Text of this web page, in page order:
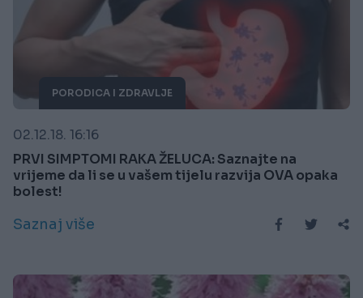
PORODICA I ZDRAVLJE
02.12.18. 16:16
PRVI SIMPTOMI RAKA ŽELUCA: Saznajte na
vrijeme da li se u vašem tijelu razvija OVA opaka
bolest!
Saznaj više